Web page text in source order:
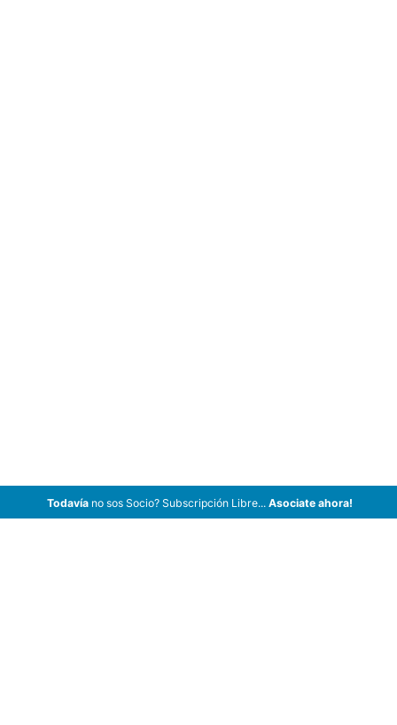
Todavíano sos Socio? Subscripción Libre... Asociate ahora!